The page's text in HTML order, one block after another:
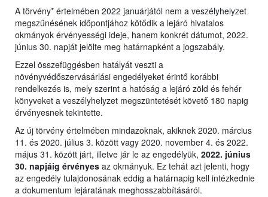
A törvény* értelmében 2022 januárjától nem a veszélyhelyzet
megszűnésének időpontjához kötődik a lejáró hivatalos
okmányok érvényességi ideje, hanem konkrét dátumot, 2022.
június 30. napját jelölte meg határnapként a jogszabály.
Ezzel összefüggésben hatályát veszti a
növényvédőszervásárlási engedélyeket érintő korábbi
rendelkezés is, mely szerint a hatóság a lejáró zöld és fehér
könyveket a veszélyhelyzet megszüntetését követő 180 napig
érvényesnek tekintette.
Az új törvény értelmében mindazoknak, akiknek 2020. március
11. és 2020. július 3. között vagy 2020. november 4. és 2022.
május 31. között járt, illetve jár le az engedélyük, 2022. június
30. napjáig érvényes az okmányuk. Ez tehát azt jelenti, hogy
az engedély tulajdonosának eddig a határnapig kell intézkednie
a dokumentum lejáratának meghosszabbításáról.